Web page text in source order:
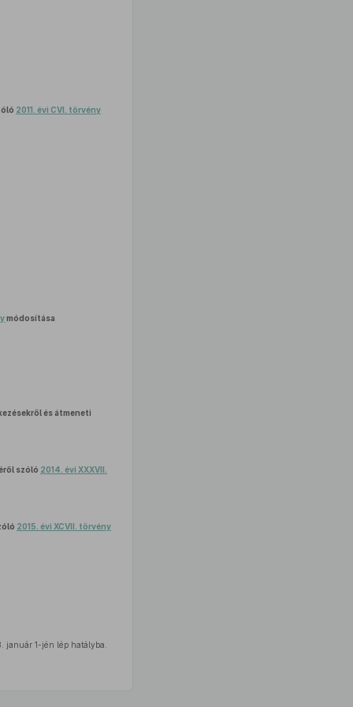
2011. évi CVI. törvény
módosítása
és átmeneti
szóló 2014. évi XXXVII.
2015. évi XCVII. törvény
január 1-jén lép hatályba.